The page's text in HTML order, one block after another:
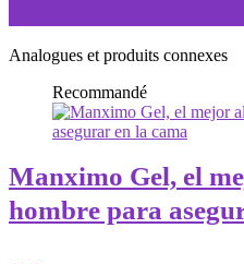
Analogues et produits connexes
Recommandé
Manximo Gel, el
hombre para